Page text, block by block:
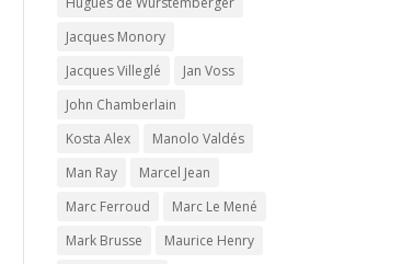
Jacques Monory
Jacques Villeglé
Jan Voss
John Chamberlain
Kosta Alex
Manolo Valdés
Man Ray
Marcel Jean
Marc Ferroud
Marc Le Mené
Mark Brusse
Maurice Henry